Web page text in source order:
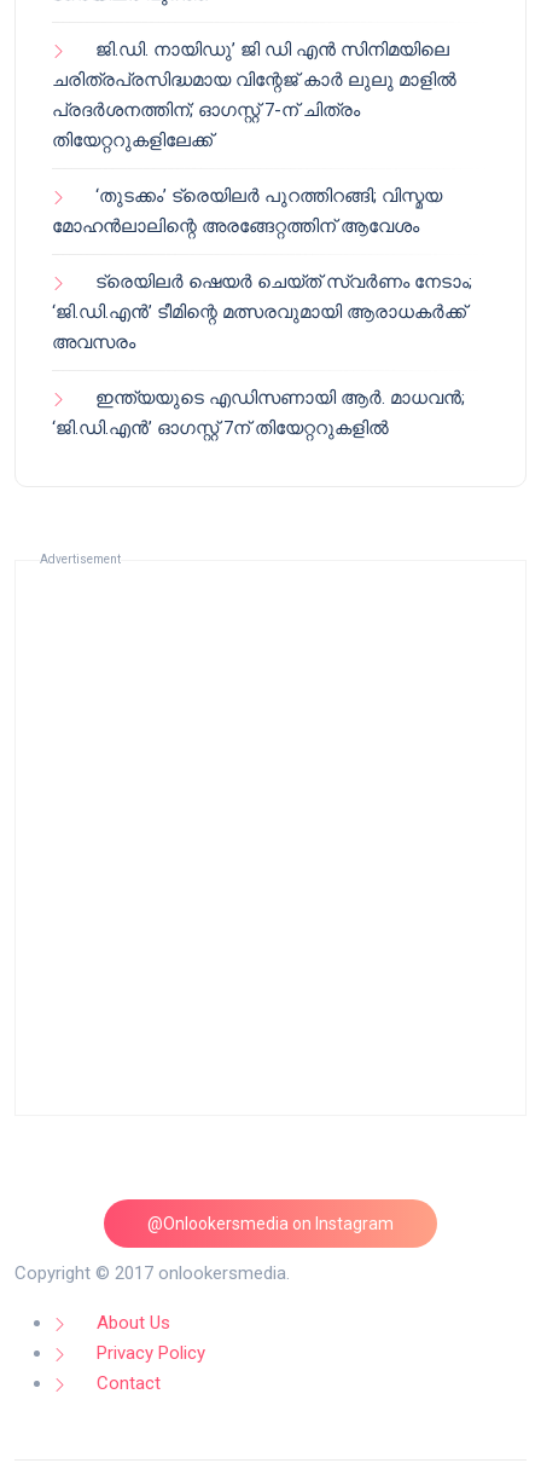
ജി.ഡി. നായിഡു’ ജി ഡി എൻ സിനിമയിലെ
ചരിത്രപ്രസിദ്ധമായ വിന്റേജ് കാർ ലുലു മാളിൽ
പ്രദർശനത്തിന്; ഓഗസ്റ്റ് 7-ന് ചിത്രം
തിയേറ്ററുകളിലേക്ക്
‘തുടക്കം’ ട്രെയിലർ പുറത്തിറങ്ങി; വിസ്മയ
മോഹൻലാലിന്റെ അരങ്ങേറ്റത്തിന് ആവേശം
ട്രെയിലർ ഷെയർ ചെയ്‌ത് സ്വർണം നേടാം;
‘ജി.ഡി.എൻ’ ടീമിന്റെ മത്സരവുമായി ആരാധകർക്ക്
അവസരം
ഇന്ത്യയുടെ എഡിസണായി ആർ. മാധവൻ;
‘ജി.ഡി.എൻ’ ഓഗസ്റ്റ് 7ന് തിയേറ്ററുകളിൽ
Advertisement
@Onlookersmedia on Instagram
Follow on Instagram
Copyright © 2017 onlookersmedia.
About Us
Privacy Policy
Contact